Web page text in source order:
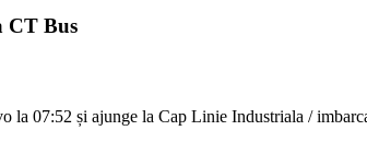
CT Bus
la 07:52 și ajunge la Cap Linie Industriala /